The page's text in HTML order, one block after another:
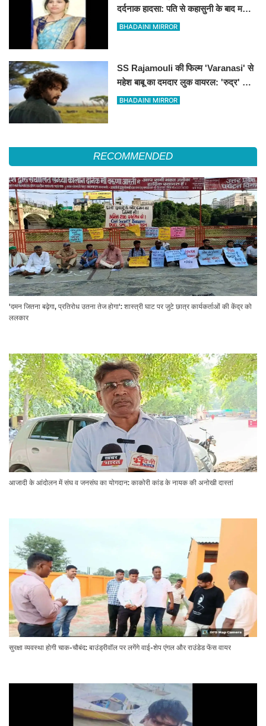
दर्दनाक हादसा: पति से कहासुनी के बाद महिला
ने लगाई फांसी
BHADAINI MIRROR
SS Rajamouli की फिल्म 'Varanasi' से
महेश बाबू का दमदार लुक वायरल: 'रुद्र' के
किरदार में अफ्रीका के जंगलों में दिखे साउथ
BHADAINI MIRROR
RECOMMENDED
'दमन जितना बढ़ेगा, प्रतिरोध उतना तेज होगा': शास्त्री घाट पर जुटे छात्र कार्यकर्ताओं की केंद्र को
ललकार
आजादी के आंदोलन में संघ व जनसंघ का योगदान: काकोरी कांड के नायक की अनोखी दास्तां
सुरक्षा व्यवस्था होगी चाक-चौबंद: बाउंड्रीवॉल पर लगेंगे वाई-शेप एंगल और राउंडेड फेंस वायर